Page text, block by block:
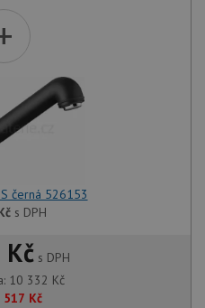
černá 526153
s DPH
s DPH
10 332 Kč
517 Kč